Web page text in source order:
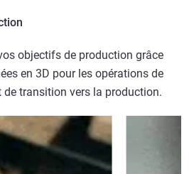
objectifs de production grâce
en 3D pour les opérations de
de transition vers la production.